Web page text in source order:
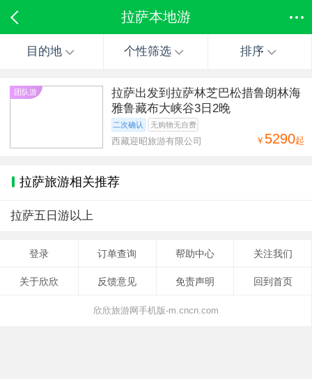
拉萨本地游
目的地 个性筛选 排序
团队游
拉萨出发到拉萨林芝巴松措鲁朗林海
雅鲁藏布大峡谷3日2晚
二次确认 无购物无自费
￥ 5290起
西藏迎昭旅游有限公司
拉萨旅游相关推荐
拉萨五日游以上
登录 订单查询 帮助中心 关注我们
关于欣欣 反馈意见 免责声明 回到首页
欣欣旅游网手机版-m.cncn.com